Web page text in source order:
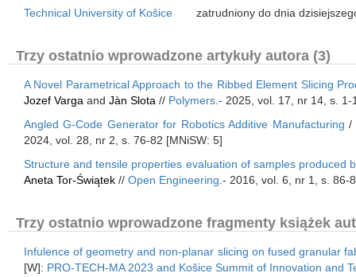
Technical University of Košice zatrudniony do dnia
Trzy ostatnio wprowadzone artykuły autora (3)
A Novel Parametrical Approach to the Ribbed Element Slicing
Jozef Varga and Jàn Slota // Polymers .- 2025, vol. 17, nr 14, s.
Angled G-Code Generator for Robotics Additive Manufacturing /
2024, vol. 28, nr 2, s. 76-82 [MNiSW: 5]
Structure and tensile properties evaluation of samples produced
Aneta Tor-Świątek // Open Engineering .- 2016, vol. 6, nr 1, s. 86-
Trzy ostatnio wprowadzone fragmenty książek
Infulence of geometry and non-planar slicing on fused granular
[W]: PRO-TECH-MA 2023 and Košice Summit of Innovation and